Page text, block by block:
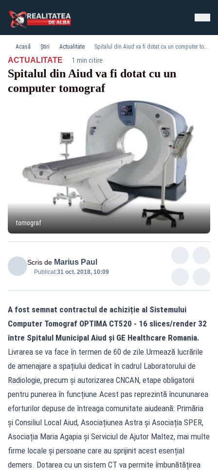
Acasă Știri Actualitate Spitalul din Aiud va fi dotat cu un computer tomograf
ACTUALITATE· 1 min citire
Spitalul din Aiud va fi dotat cu un
computer tomograf
tomograf
Scris de Marius Paul
Publicat:31 oct. 2018, 10:09
A fost semnat contractul de achiziție al Sistemului
Computer Tomograf OPTIMA CT520 - 16 slices/render 32
între Spitalul Municipal Aiud și GE Healthcare Romania.
Livrarea se va face în termen de 60 de zile.Urmează lucrările
de amenajare a spațiului dedicat în cadrul Laboratorului de
Radiologie, precum și autorizarea CNCAN, etape obligatorii
pentru punerea în funcțiune.Acest pas reprezintă încununarea
eforturilor depuse de întreaga comunitate aiudeană: Primăria
și Consiliul Local Aiud, Asociațiunea Astra și Asociația SPER,
Asociația Maria Agapia și Serviciul de Ajutor Maltez, mai multe
firme locale și persoane care au sprijinit acest esențial
demers. Dotarea cu un sistem CT va permite îmbunătățirea